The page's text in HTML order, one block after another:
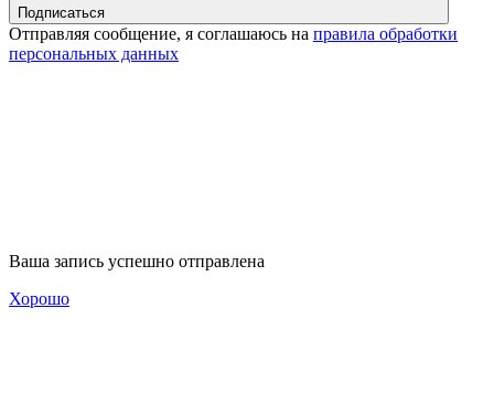
Подписаться
Отправляя сообщение, я соглашаюсь на правила обработки
персональных данных
Ваша запись успешно отправлена
Хорошо